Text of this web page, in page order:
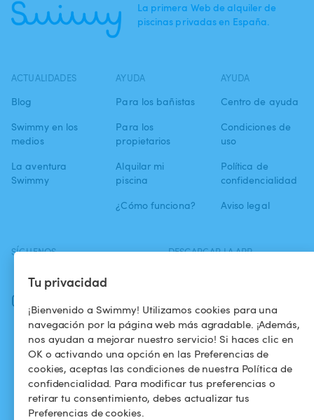
Tu privacidad
¡Bienvenido a Swimmy! Utilizamos cookies para una
navegación por la página web más agradable. ¡Además,
nos ayudan a mejorar nuestro servicio! Si haces clic en
OK o activando una opción en las Preferencias de
cookies, aceptas las condiciones de nuestra Política de
confidencialidad. Para modificar tus preferencias o
retirar tu consentimiento, debes actualizar tus
Preferencias de cookies.
La primera Web de alquiler de
piscinas privadas en España.
ACTUALIDADES
Blog
Swimmy en los
medios
La aventura
Swimmy
AYUDA
Para los bañistas
Para los
propietarios
Alquilar mi
piscina
¿Cómo funciona?
AYUDA
Centro de ayuda
Condiciones de
uso
Política de
confidencialidad
Aviso legal
SÍGUENOS
Facebook
DESCARGAR LA APP